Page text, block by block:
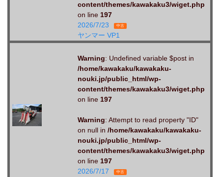
content/themes/kawakaku3/wiget.php
on line 197
2026/7/23
中古
ヤンマー VP1
Warning: Undefined variable $post in
/home/kawakaku/kawakaku-
nouki.jp/public_html/wp-
content/themes/kawakaku3/wiget.php
on line 197
Warning: Attempt to read property "ID"
on null in /home/kawakaku/kawakaku-
nouki.jp/public_html/wp-
content/themes/kawakaku3/wiget.php
on line 197
2026/7/17
中古